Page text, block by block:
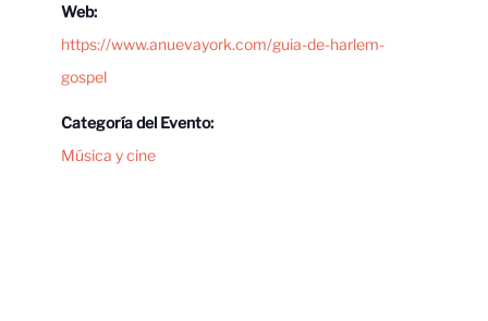
Web:
https://www.anuevayork.com/guia-de-harlem-
gospel
Categoría del Evento:
Música y cine